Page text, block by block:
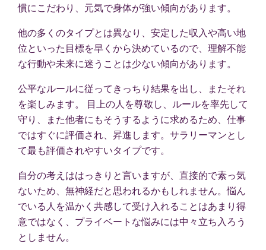
慣にこだわり、元気で身体が強い傾向があります。
他の多くのタイプとは異なり、安定した収入や高い地
位といった目標を早くから決めているので、理解不能
な行動や未来に迷うことは少ない傾向があります。
公平なルールに従ってきっちり結果を出し、またそれ
を楽しみます。 目上の人を尊敬し、ルールを率先して
守り、また他者にもそうするように求めるため、仕事
ではすぐに評価され、昇進します。サラリーマンとし
て最も評価されやすいタイプです。
自分の考えははっきりと言いますが、直接的で素っ気
ないため、無神経だと思われるかもしれません。悩ん
でいる人を温かく共感して受け入れることはあまり得
意ではなく、プライベートな悩みには中々立ち入ろう
としません。